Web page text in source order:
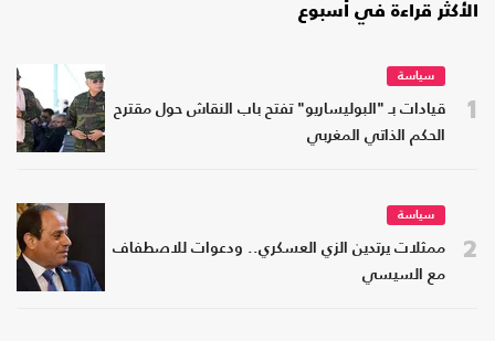
الأكثر قراءة في أسبوع
1
سياسة
قيادات بـ "البوليساريو" تفتح باب النقاش حول مقترح
الحكم الذاتي المغربي
2
سياسة
ممثلات يرتدين الزي العسكري.. ودعوات للاصطفاف
مع السيسي